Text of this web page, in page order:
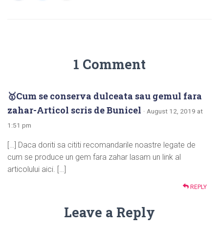
1 Comment
🥇Cum se conserva dulceata sau gemul fara
zahar-Articol scris de Bunicel · August 12, 2019 at
1:51 pm
[…] Daca doriti sa cititi recomandarile noastre legate de
cum se produce un gem fara zahar lasam un link al
articolului aici. […]
REPLY
Leave a Reply